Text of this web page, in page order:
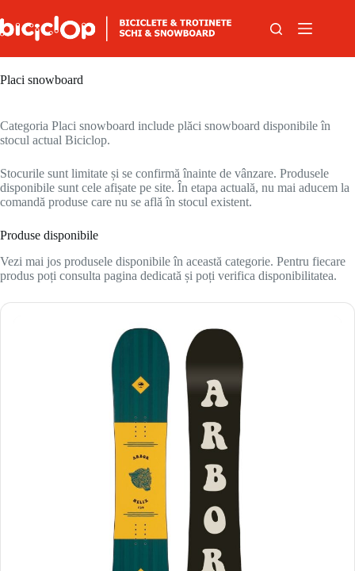
Placi snowboard
Categoria Placi snowboard include plăci snowboard disponibile în
stocul actual Biciclop.
Stocurile sunt limitate și se confirmă înainte de vânzare. Produsele
disponibile sunt cele afișate pe site. În etapa actuală, nu mai aducem la
comandă produse care nu se află în stocul existent.
Produse disponibile
Vezi mai jos produsele disponibile în această categorie. Pentru fiecare
produs poți consulta pagina dedicată și poți verifica disponibilitatea.